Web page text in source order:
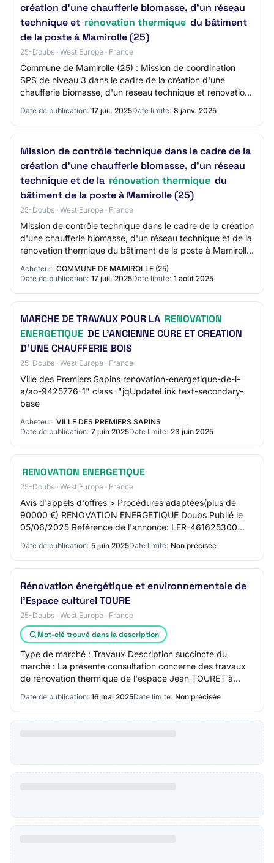
création d'une chaufferie biomasse, d'un réseau
technique et rénovation thermique du bâtiment
de la poste à Mamirolle (25)
25-Doubs · West Europe · France
Commune de Mamirolle (25) : Mission de coordination
SPS de niveau 3 dans le cadre de la création d'une
chaufferie biomasse, d'un réseau technique et rénovation
Date de publication: 17 juil. 2025Date limite: 8 janv. 2025
Mission de contrôle technique dans le cadre de la
création d'une chaufferie biomasse, d'un réseau
technique et de la rénovation thermique du
bâtiment de la poste à Mamirolle (25)
25-Doubs · West Europe · France
Mission de contrôle technique dans le cadre de la création
d'une chaufferie biomasse, d'un réseau technique et de la
rénovation thermique du bâtiment de la poste à Mamirolle
Acheteur: COMMUNE DE MAMIROLLE (25)
Date de publication: 17 juil. 2025Date limite: 1 août 2025
MARCHE DE TRAVAUX POUR LA RENOVATION
ENERGETIQUE DE L'ANCIENNE CURE ET CREATION
D'UNE CHAUFFERIE BOIS
25-Doubs · West Europe · France
Ville des Premiers Sapins renovation-energetique-de-l-
a/ao-9425776-1" class="jqUpdateLink text-secondary-
base
Acheteur: VILLE DES PREMIERS SAPINS
Date de publication: 7 juin 2025Date limite: 23 juin 2025
RENOVATION ENERGETIQUE
25-Doubs · West Europe · France
Avis d'appels d'offres > Procédures adaptées(plus de
90000 €) RENOVATION ENERGETIQUE Doubs Publié le
05/06/2025 Référence de l'annonce: LER-461625300
Date de publication: 5 juin 2025Date limite: Non précisée
Rénovation énergétique et environnementale de
l'Espace culturel TOURE
25-Doubs · West Europe · France
Mot-clé trouvé dans la description
Type de marché : Travaux Description succincte du
marché : La présente consultation concerne des travaux
de rénovation thermique de l'espace Jean TOURET à
Date de publication: 16 mai 2025Date limite: Non précisée